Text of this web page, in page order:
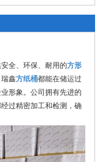
全、环保、耐用的方形
鑫方纸桶都能在储运过
形象。公司拥有先进的
过精密加工和检测，确